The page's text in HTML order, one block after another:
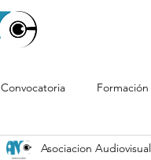
Convocatoria Formación
Asociacion